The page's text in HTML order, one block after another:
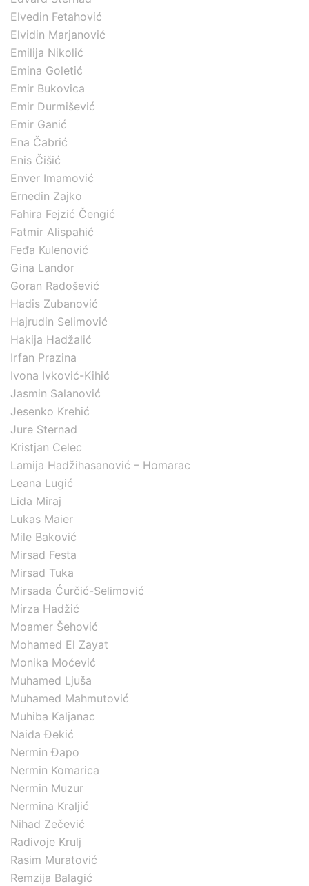
Elvedin Fetahović
Elvidin Marjanović
Emilija Nikolić
Emina Goletić
Emir Bukovica
Emir Durmišević
Emir Ganić
Ena Čabrić
Enis Čišić
Enver Imamović
Ernedin Zajko
Fahira Fejzić Čengić
Fatmir Alispahić
Feđa Kulenović
Gina Landor
Goran Radošević
Hadis Zubanović
Hajrudin Selimović
Hakija Hadžalić
Irfan Prazina
Ivona Ivković-Kihić
Jasmin Salanović
Jesenko Krehić
Jure Sternad
Kristjan Celec
Lamija Hadžihasanović – Homarac
Leana Lugić
Lida Miraj
Lukas Maier
Mile Baković
Mirsad Festa
Mirsad Tuka
Mirsada Ćurčić-Selimović
Mirza Hadžić
Moamer Šehović
Mohamed El Zayat
Monika Moćević
Muhamed Ljuša
Muhamed Mahmutović
Muhiba Kaljanac
Naida Đekić
Nermin Đapo
Nermin Komarica
Nermin Muzur
Nermina Kraljić
Nihad Zečević
Radivoje Krulj
Rasim Muratović
Remzija Balagić